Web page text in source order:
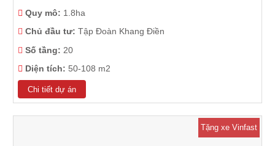
Quy mô: 1.8ha
Chủ đầu tư: Tập Đoàn Khang Điền
Số tầng: 20
Diện tích: 50-108 m2
Chi tiết dự án
Tặng xe Vinfast